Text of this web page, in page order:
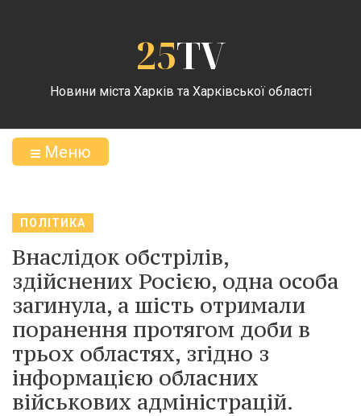
25TV
Новини міста Харків та Харківської області
Меню
ПОЛІТИКА
Внаслідок обстрілів,
здійснених Росією, одна особа
загинула, а шість отримали
поранення протягом доби в
трьох областях, згідно з
інформацією обласних
військових адміністрацій.